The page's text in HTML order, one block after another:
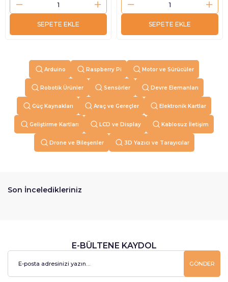
SEPETE EKLE SEPETE EKLE
Arduino Raspberry Pi Motor ve Sürücüler
Robotik Ürünler Sensörler Devre Elemanları
Güç Kaynakları Araç ve Gereçler Elektronik Kartlar
Geliştirme Kartları LCD ve Display Kablosuz İletişim
Drone ve Bileşenler 3D Yazıcı ve Tarayıcılar
Son İnceledikleriniz
E-BÜLTENE KAYDOL
GÖNDER